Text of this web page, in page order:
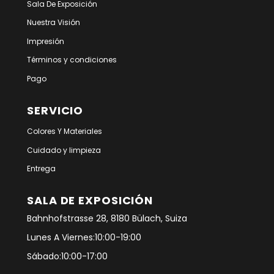
Sala De Exposición
Nuestra Visión
Impresión
Términos y condiciones
Pago
SERVICIO
Colores Y Materiales
Cuidado y limpieza
Entrega
SALA DE EXPOSICIÓN
Bahnhofstrasse 28, 8180 Bülach, Suiza
Lunes A Viernes:10:00-19:00
Sábado:10:00-17:00